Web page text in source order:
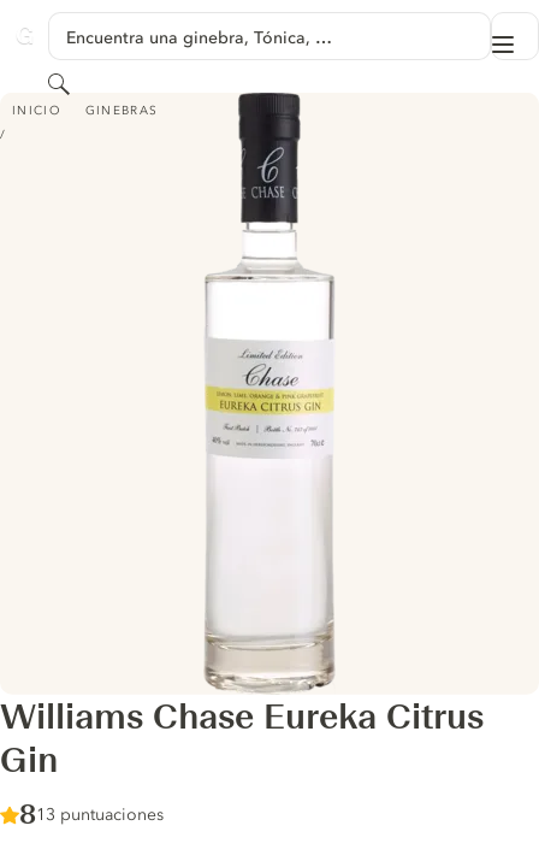
GINVENTORY
Encuentra una ginebra, Tónica, …
Buscar
INICIO GINEBRAS
WILLIAMS CHASE EUREKA CITRUS GIN
Williams Chase Eureka Citrus
Gin
Score :
8/ 10
13 puntuaciones